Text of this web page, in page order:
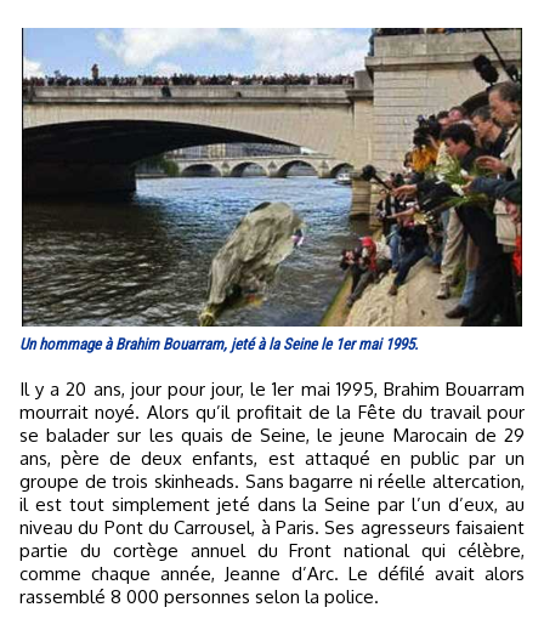
Un hommage à Brahim Bouarram, jeté à la Seine le 1er mai 1995.
Il y a 20 ans, jour pour jour, le 1er mai 1995, Brahim Bouarram
mourrait noyé. Alors qu’il profitait de la Fête du travail pour
se balader sur les quais de Seine, le jeune Marocain de 29
ans, père de deux enfants, est attaqué en public par un
groupe de trois skinheads. Sans bagarre ni réelle altercation,
il est tout simplement jeté dans la Seine par l’un d’eux, au
niveau du Pont du Carrousel, à Paris. Ses agresseurs faisaient
partie du cortège annuel du Front national qui célèbre,
comme chaque année, Jeanne d’Arc. Le défilé avait alors
rassemblé 8 000 personnes selon la police.